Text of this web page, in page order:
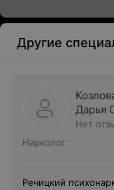
Другие
Дарья
Нет
Нарколог
Речицкий